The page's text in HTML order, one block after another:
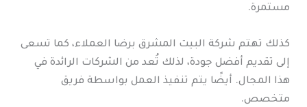
مستمرة.
كذلك تهتم شركة البيت المشرق برضا العملاء، كما تسعى
إلى تقديم أفضل جودة، لذلك تُعد من الشركات الرائدة في
هذا المجال. أيضًا يتم تنفيذ العمل بواسطة فريق
متخصص.